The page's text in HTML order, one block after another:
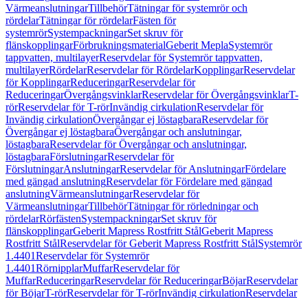
VärmeanslutningarTillbehörTätningar för systemrör och
rördelarTätningar för rördelarFästen för
systemrörSystempackningarSet skruv för
flänskopplingarFörbrukningsmaterialGeberit MeplaSystemrör
tappvatten, multilayerReservdelar för Systemrör tappvatten,
multilayerRördelarReservdelar för RördelarKopplingarReservdelar
för KopplingarReduceringarReservdelar för
ReduceringarÖvergångsvinklarReservdelar för ÖvergångsvinklarT-
rörReservdelar för T-rörInvändig cirkulationReservdelar för
Invändig cirkulationÖvergångar ej löstagbaraReservdelar för
Övergångar ej löstagbaraÖvergångar och anslutningar,
löstagbaraReservdelar för Övergångar och anslutningar,
löstagbaraFörslutningarReservdelar för
FörslutningarAnslutningarReservdelar för AnslutningarFördelare
med gängad anslutningReservdelar för Fördelare med gängad
anslutningVärmeanslutningarReservdelar för
VärmeanslutningarTillbehörTätningar för rörledningar och
rördelarRörfästenSystempackningarSet skruv för
flänskopplingarGeberit Mapress Rostfritt StålGeberit Mapress
Rostfritt StålReservdelar för Geberit Mapress Rostfritt StålSystemrör
1.4401Reservdelar för Systemrör
1.4401RörnipplarMuffarReservdelar för
MuffarReduceringarReservdelar för ReduceringarBöjarReservdelar
för BöjarT-rörReservdelar för T-rörInvändig cirkulationReservdelar